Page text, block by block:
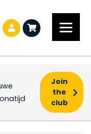
Join
the
club